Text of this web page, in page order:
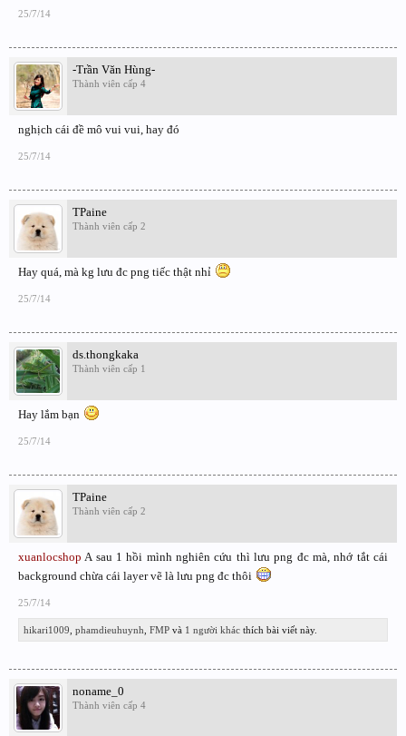
25/7/14
-Trần Văn Hùng-
Thành viên cấp 4
nghịch cái đề mô vui vui, hay đó
25/7/14
TPaine
Thành viên cấp 2
Hay quá, mà kg lưu đc png tiếc thật nhỉ
25/7/14
ds.thongkaka
Thành viên cấp 1
Hay lắm bạn
25/7/14
TPaine
Thành viên cấp 2
xuanlocshop A sau 1 hồi mình nghiên cứu thì lưu png đc mà, nhớ tắt cái
background chừa cái layer vẽ là lưu png đc thôi
25/7/14
hikari1009 phamdieuhuynh FMP và 1 người khác thích bài viết này.
noname_0
Thành viên cấp 4